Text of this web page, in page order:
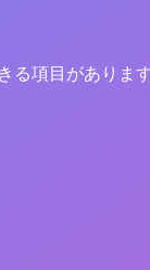
る項目がありま